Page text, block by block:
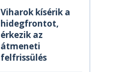
Viharok kísérik a
hidegfrontot,
érkezik az
átmeneti
felfrissülés